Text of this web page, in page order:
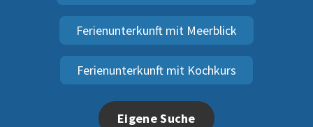
Ferienunterkunft mit Meerblick
Ferienunterkunft mit Kochkurs
Eigene Suche